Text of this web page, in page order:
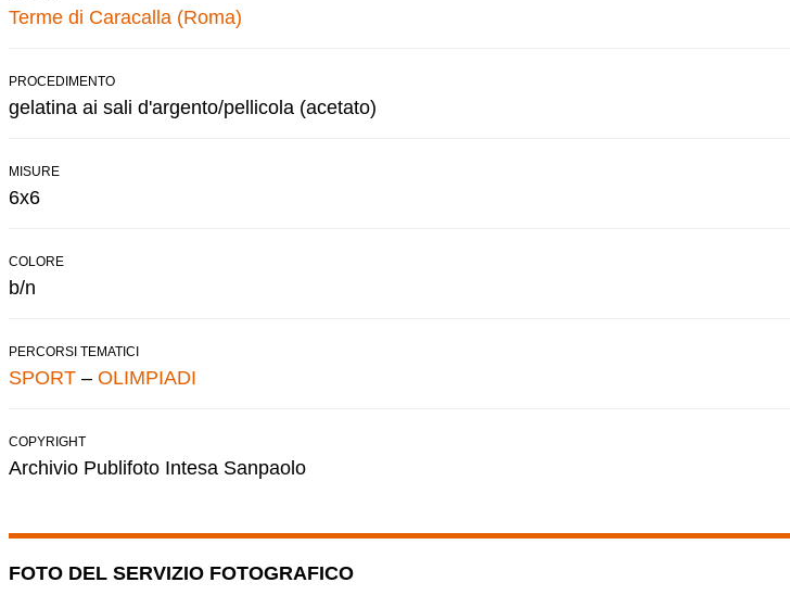
Terme di Caracalla (Roma)
PROCEDIMENTO
gelatina ai sali d'argento/pellicola (acetato)
MISURE
6x6
COLORE
b/n
PERCORSI TEMATICI
SPORT – OLIMPIADI
COPYRIGHT
Archivio Publifoto Intesa Sanpaolo
FOTO DEL SERVIZIO FOTOGRAFICO